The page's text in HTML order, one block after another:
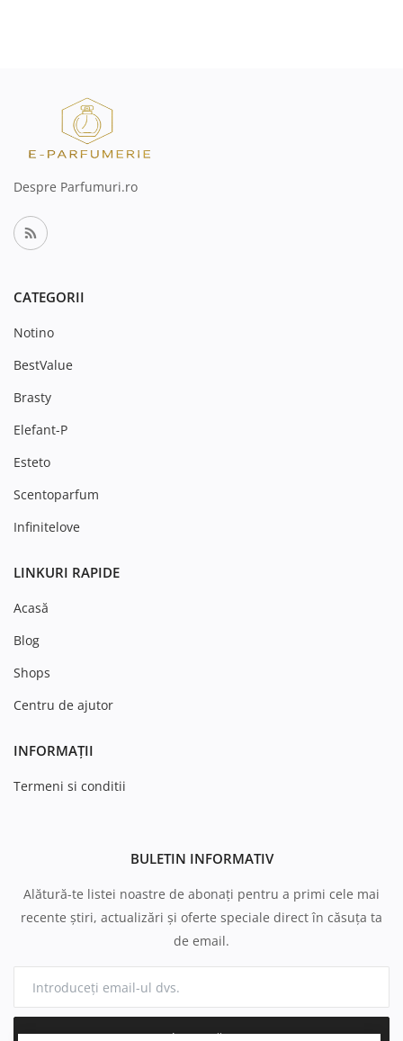
Despre Parfumuri.ro
CATEGORII
Notino
BestValue
Brasty
Elefant-P
Esteto
Scentoparfum
Infinitelove
LINKURI RAPIDE
Acasă
Blog
Shops
Centru de ajutor
INFORMAȚII
Termeni si conditii
BULETIN INFORMATIV
Alătură-te listei noastre de abonați pentru a primi cele mai
recente știri, actualizări și oferte speciale direct în căsuța ta
de email.
Abonează-te